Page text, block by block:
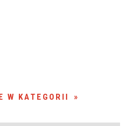
W KATEGORII